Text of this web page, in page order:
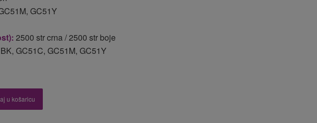
GC51Y
2500 str crna / 2500 str boje
GC51C, GC51M, GC51Y
u košaricu